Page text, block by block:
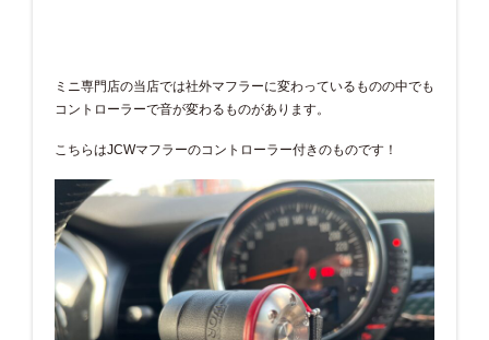
ミニ専門店の当店では社外マフラーに変わっているものの中でも
コントローラーで音が変わるものがあります。
こちらはJCWマフラーのコントローラー付きのものです！